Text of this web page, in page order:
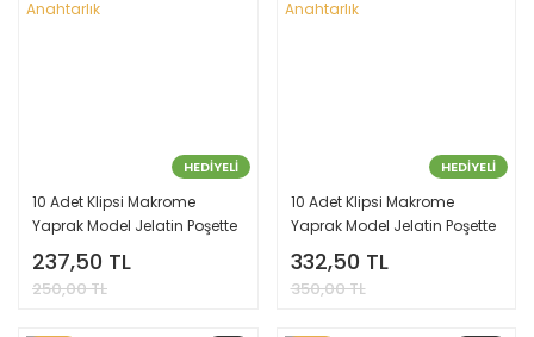
HEDİYELİ
10 Adet Klipsi Makrome
Yaprak Model Jelatin Poşette
Anahtarlık
237,50 TL
250,00 TL
HEDİYELİ
10 Adet Klipsi Makrome
Yaprak Model Jelatin Poşette
Anahtarlık
332,50 TL
350,00 TL